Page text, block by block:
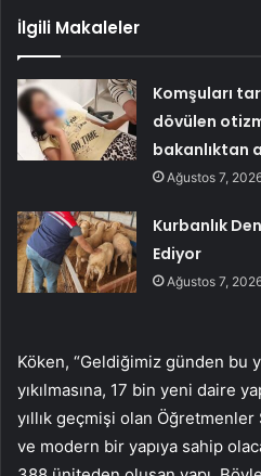
İlgili Makaleler
Komşuları
dövülen
bakanlıktan
Ağustos 7,
Kurbanlık
Ediyor
Ağustos 7,
Köken, “Geldiğimiz günden bu
yıkılmasına, 17 bin yeni daire
yıllık geçmişi olan Öğretmenler
ve modern bir yapıya sahip